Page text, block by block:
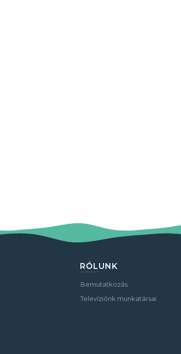
RÓLUNK
Bemutatkozás
Televíziónk munkatársai